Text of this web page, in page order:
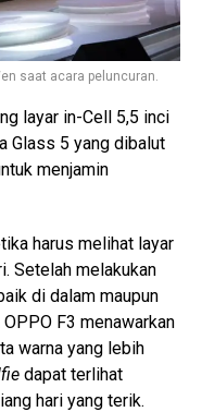
saat acara peluncuran.
layar in-Cell 5,5 inci
Glass 5 yang dibalut
menjamin
harus melihat layar
Setelah melakukan
di dalam maupun
F3 menawarkan
warna yang lebih
dapat terlihat
hari yang terik.